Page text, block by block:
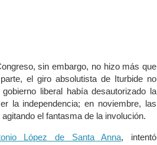
sin embargo, no hizo más que
el giro absolutista de Iturbide no
liberal había desautorizado la
la independencia; en noviembre, las
el fantasma de la involución.
López de Santa Anna, intentó